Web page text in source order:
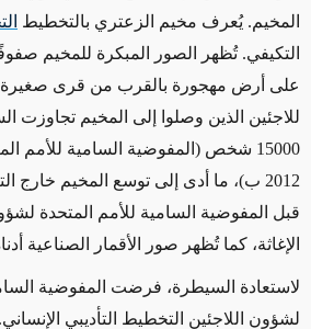
المخيم. يُعرف مخيم الزعتري بالتخطيط
التكيفي. تُظهر الصور المبكرة للمخيم
على أرض مهجورة بالقرب من قرى صغيرة.
للاجئين الذين وصلوا إلى المخيم تجاوزت
15000 شخص (المفوضية السامية للأمم
2012 ب)، ما أدى إلى توسع المخيم
قبل المفوضية السامية للأمم المتحدة
الإغاثة، كما تُظهر صور الأقمار الصناعية
لاستعادة السيطرة، فرضت المفوضية
لشؤون اللاجئين التخطيط التأديبي